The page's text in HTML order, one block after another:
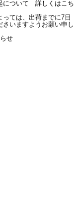
について 詳しくはこち
っては、出荷までに7日
いますようお願い申し
せ